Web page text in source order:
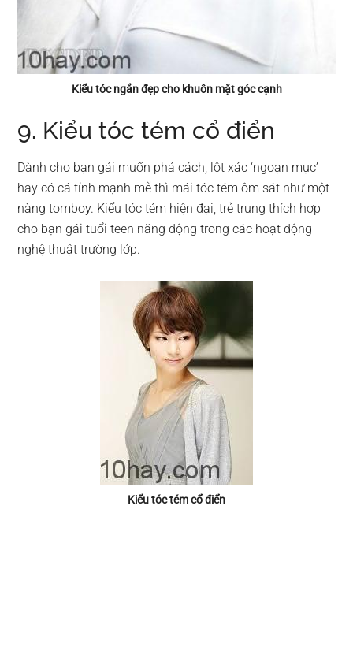
Kiểu tóc ngắn đẹp cho khuôn mặt góc cạnh
9. Kiểu tóc tém cổ điển
Dành cho bạn gái muốn phá cách, lột xác ‘ngoạn mục’
hay có cá tính mạnh mẽ thì mái tóc tém ôm sát như một
nàng tomboy. Kiểu tóc tém hiện đại, trẻ trung thích hợp
cho bạn gái tuổi teen năng động trong các hoạt động
nghệ thuật trường lớp.
Kiểu tóc tém cổ điển